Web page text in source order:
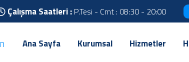
Çalışma Saatleri : P.Tesi - Cmt : 08:30 - 20:00
Ana Sayfa Kurumsal Hizmetler